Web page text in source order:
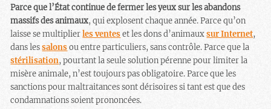
Parce que l’État continue de fermer les yeux sur les abandons
massifs des animaux, qui explosent chaque année. Parce qu’on
laisse se multiplierles venteset les dons d’animauxsur Internet,
dans lessalonsou entre particuliers, sans contrôle. Parce que la
stérilisation, pourtant la seule solution pérenne pour limiter la
misère animale, n’est toujours pas obligatoire. Parce que les
sanctions pour maltraitances sont dérisoires si tant est que des
condamnations soient prononcées.